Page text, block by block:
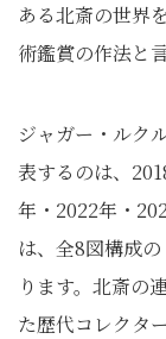
ある北斎の世界
術鑑賞の作法と
ジャガー・ルク
表するのは、
年・2022年・
は、全8図構成
ります。北斎の
た歴代コレクタ